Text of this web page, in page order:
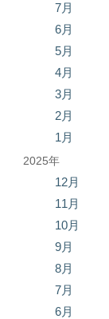
7月
6月
5月
4月
3月
2月
1月
2025年
12月
11月
10月
9月
8月
7月
6月